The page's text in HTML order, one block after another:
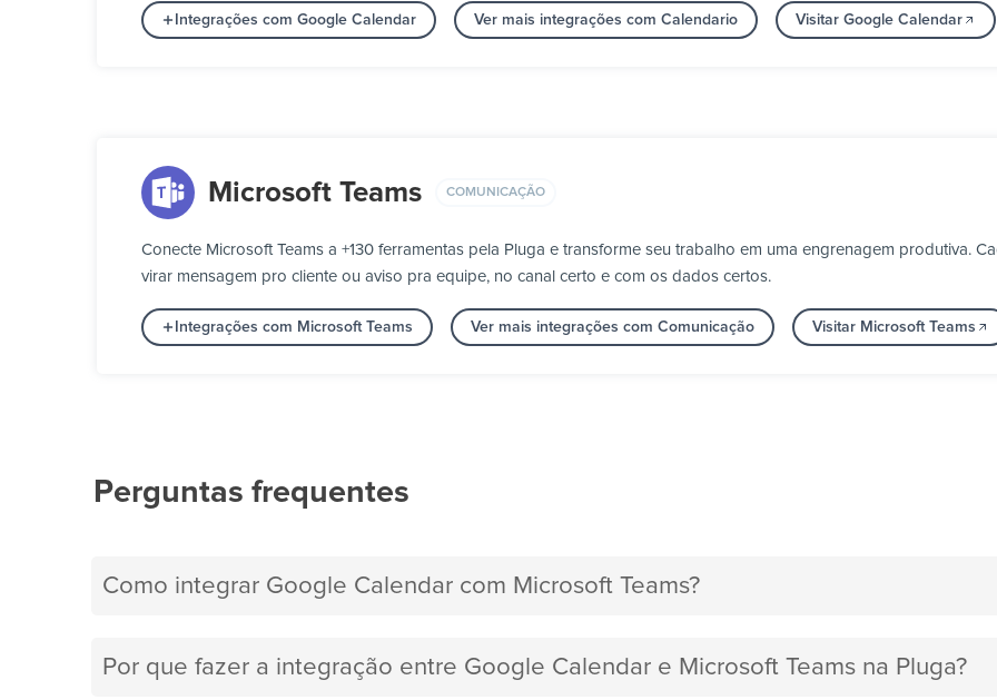
Integrações com Google Calendar Ver mais integrações com Calendario Visitar Google Calendar
Microsoft Teams COMUNICAÇÃO
Conecte Microsoft Teams a +130 ferramentas pela Pluga e transforme seu trabalho em uma engrenagem produtiva.
virar mensagem pro cliente ou aviso pra equipe, no canal certo e com os dados certos.
Integrações com Microsoft Teams Ver mais integrações com Comunicação Visitar Microsoft Teams
Perguntas frequentes
Como integrar Google Calendar com Microsoft Teams?
Por que fazer a integração entre Google Calendar e Microsoft Teams na Pluga?